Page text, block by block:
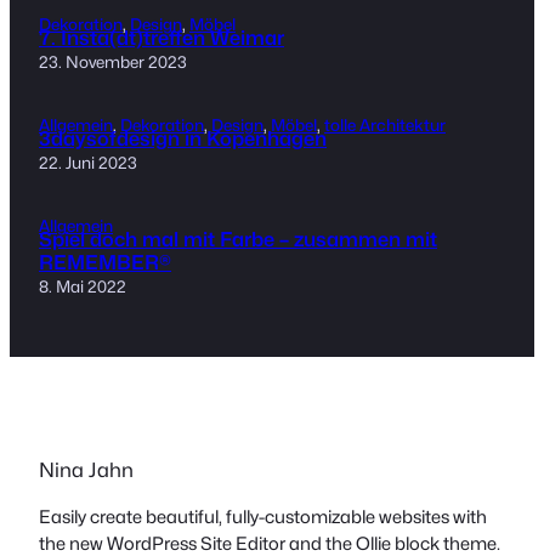
Dekoration, Design, Möbel
7. Insta(dt)treffen Weimar
23. November 2023
Allgemein, Dekoration, Design, Möbel, tolle Architektur
3daysofdesign in Kopenhagen
22. Juni 2023
Allgemein
Spiel doch mal mit Farbe – zusammen mit
REMEMBER®
8. Mai 2022
Nina Jahn
Easily create beautiful, fully-customizable websites with
the new WordPress Site Editor and the Ollie block theme.